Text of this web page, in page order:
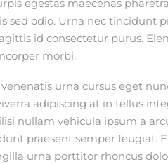
egestas maecenas
sed odio. Urna nec tincidunt
id consectetur purus.
morbi.
urna cursus eget
adipiscing at in tellus
nullam vehicula ipsum a
praesent semper feugiat.
urna porttitor rhoncus